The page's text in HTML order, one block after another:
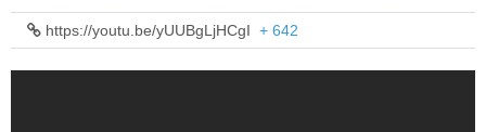
https://youtu.be/yUUBgLjHCgI + 642